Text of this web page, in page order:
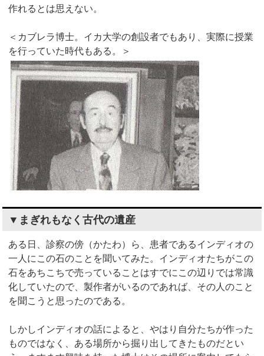
作れるとは思えない。
＜カブレラ博士。イカ大学の創設者でもあり、実際に授業
を行っていた時代もある。＞
▼まぎれもなく古代の遺産
ある日、診察の傍（かたわ）ら、患者であるインディオの
一人にこの石のことを聞いてみた。インディオたちがこの
石をあちこちで売っていることはすでにこの辺りでは常識
化していたので、製作者がいるのであれば、その人のこと
を聞こうと思ったのである。
しかしインディオの話によると、やはり自分たちが作った
ものではなく、ある場所から掘り出してきたものだとい